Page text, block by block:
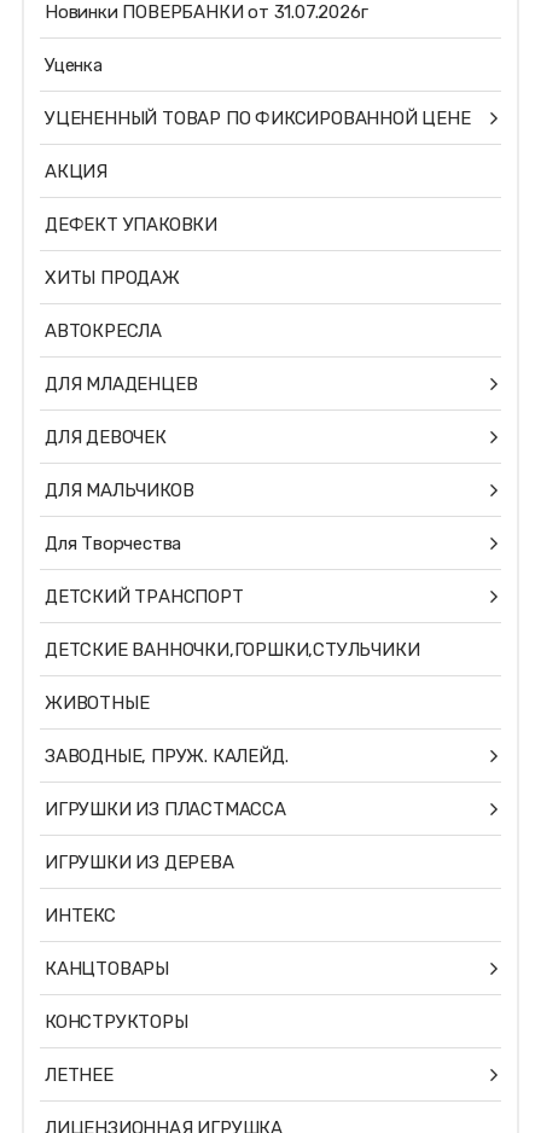
Новинки ПОВЕРБАНКИ от 31.07.2026г
Уценка
УЦЕНЕННЫЙ ТОВАР ПО ФИКСИРОВАННОЙ ЦЕНЕ
АКЦИЯ
ДЕФЕКТ УПАКОВКИ
ХИТЫ ПРОДАЖ
АВТОКРЕСЛА
ДЛЯ МЛАДЕНЦЕВ
ДЛЯ ДЕВОЧЕК
ДЛЯ МАЛЬЧИКОВ
Для Творчества
ДЕТСКИЙ ТРАНСПОРТ
ДЕТСКИЕ ВАННОЧКИ,ГОРШКИ,СТУЛЬЧИКИ
ЖИВОТНЫЕ
ЗАВОДНЫЕ, ПРУЖ. КАЛЕЙД.
ИГРУШКИ ИЗ ПЛАСТМАССА
ИГРУШКИ ИЗ ДЕРЕВА
ИНТЕКС
КАНЦТОВАРЫ
КОНСТРУКТОРЫ
ЛЕТНЕЕ
ЛИЦЕНЗИОННАЯ ИГРУШКА